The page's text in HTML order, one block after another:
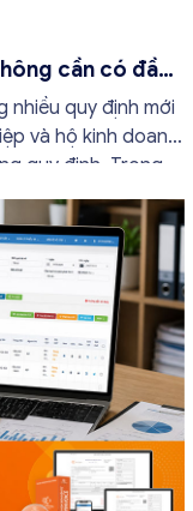
cần có đầy
nhiều quy định mới
và hộ kinh doanh
quy định. Trong
sẽ chia sẻ 13
[…]